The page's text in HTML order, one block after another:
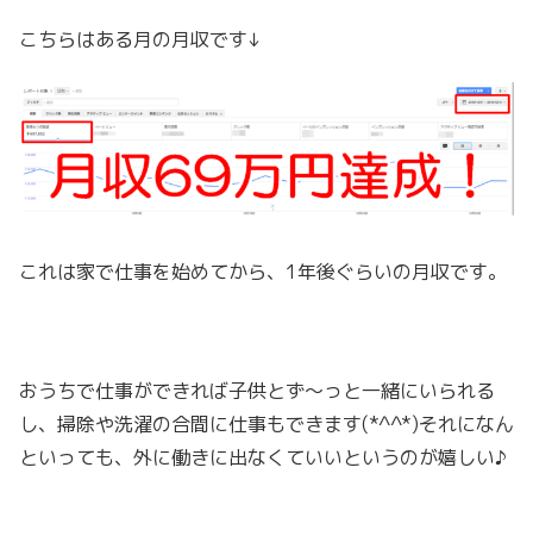
こちらはある月の月収です↓
これは家で仕事を始めてから、1年後ぐらいの月収です。
おうちで仕事ができれば子供とず～っと一緒にいられる
し、掃除や洗濯の合間に仕事もできます(*^^*)それになん
といっても、外に働きに出なくていいというのが嬉しい♪